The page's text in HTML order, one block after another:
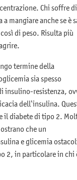
Chi soffre di
mangiare anche se è
di peso. Risulta più
termine della
sia spesso
insulino-resistenza,
dell’insulina.
il diabete di tipo 2.
che un
e glicemia
2, in particolare in